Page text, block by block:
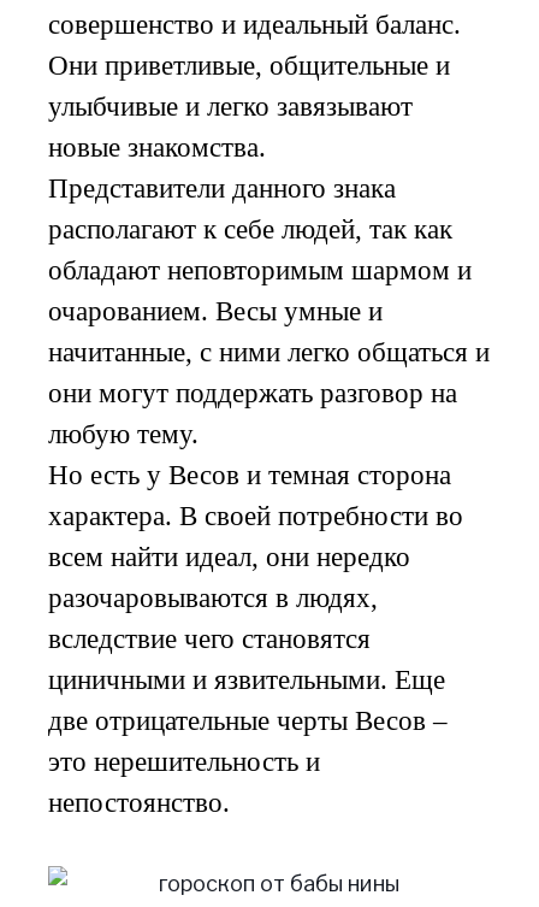
совершенство и идеальный баланс.
Они приветливые, общительные и
улыбчивые и легко завязывают
новые знакомства.
Представители данного знака
располагают к себе людей, так как
обладают неповторимым шармом и
очарованием. Весы умные и
начитанные, с ними легко общаться и
они могут поддержать разговор на
любую тему.
Но есть у Весов и темная сторона
характера. В своей потребности во
всем найти идеал, они нередко
разочаровываются в людях,
вследствие чего становятся
циничными и язвительными. Еще
две отрицательные черты Весов –
это нерешительность и
непостоянство.